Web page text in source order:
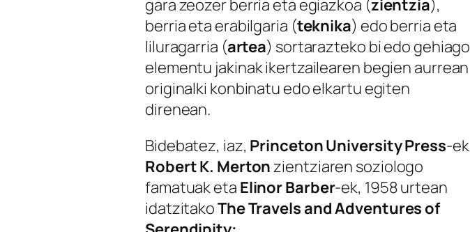
gara zeozer berria eta egiazkoa (zientzia),
berria eta erabilgaria (teknika) edo berria eta
liluragarria (artea) sortarazteko bi edo gehiago
elementu jakinak ikertzailearen begien aurrean
originalki konbinatu edo elkartu egiten
direnean.
Bidebatez, iaz, Princeton University Press-ek
Robert K. Mertonzientziaren soziologo
famatuak eta Elinor Barber-ek, 1958 urtean
idatzitakoThe Travels and Adventures of